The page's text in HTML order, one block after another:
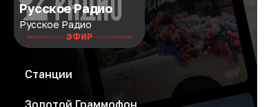
Русское Радио
Русское Радио
ЭФИР
Станции
Золотой Граммофон